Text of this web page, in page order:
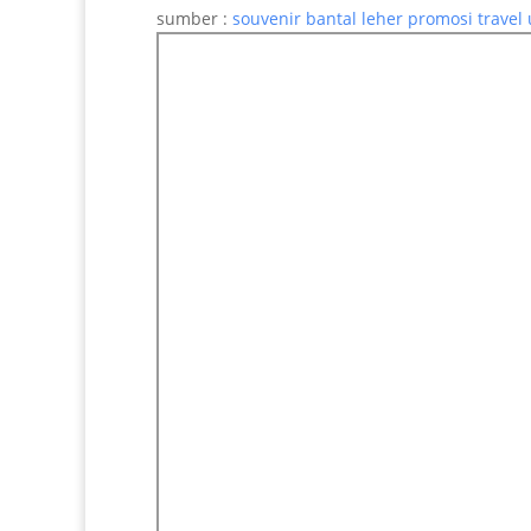
sumber : souvenir bantal leher promosi travel